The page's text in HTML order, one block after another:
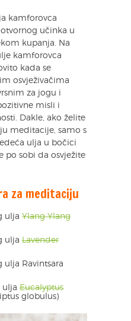
kamforovca
učinka u
kupanja. Na
kamforovca
kada se
osvježivačima
za jogu i
misli i
Dakle, ako želite
meditacije, samo s
ulja u bočici
po sobi da osvježite
za meditaciju
ulja Ylang Ylang
ulja Lavender
ulja Ravintsara
ulja Eucalyptus
globulus)